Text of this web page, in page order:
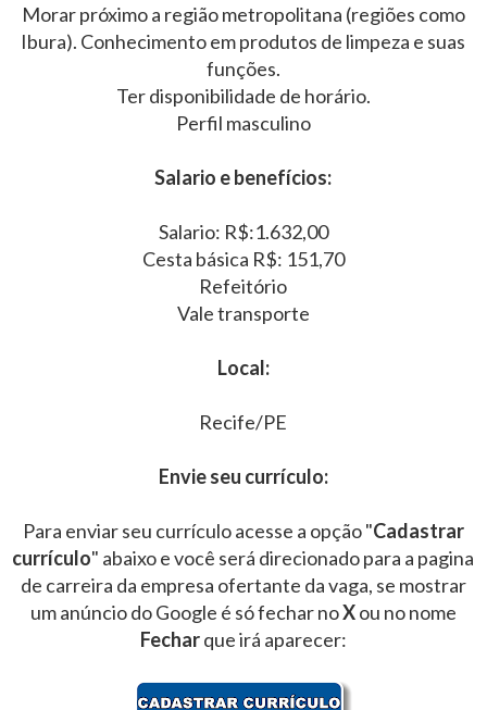
Morar próximo a região metropolitana (regiões como
Ibura). Conhecimento em produtos de limpeza e suas
funções.
Ter disponibilidade de horário.
Perfil masculino
Salario e benefícios:
Salario: R$:1.632,00
Cesta básica R$: 151,70
Refeitório
Vale transporte
Local:
Recife/PE
Envie seu currículo:
Para enviar seu currículo acesse a opção "Cadastrar
currículo" abaixo e você será direcionado para a pagina
de carreira da empresa ofertante da vaga, se mostrar
um anúncio do Google é só fechar noXou no nome
Fecharque irá aparecer: